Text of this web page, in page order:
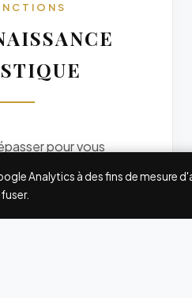
pour vous
originales. Je
grands
de
Analytics à des fins de mesure